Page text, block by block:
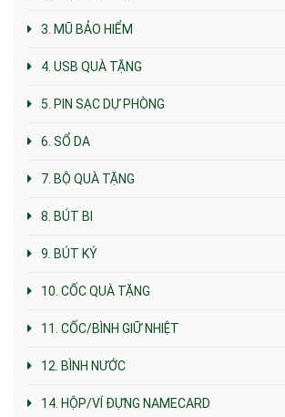
3. MŨ BẢO HIỂM
4. USB QUÀ TẶNG
5. PIN SẠC DỰ PHÒNG
6. SỔ DA
7. BỘ QUÀ TẶNG
8. BÚT BI
9. BÚT KÝ
10. CỐC QUÀ TẶNG
11. CỐC/BÌNH GIỮ NHIỆT
12. BÌNH NƯỚC
14. HỘP/VÍ ĐỰNG NAMECARD